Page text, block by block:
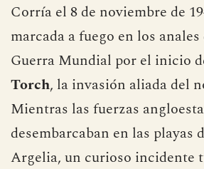
Corría el 8 de noviembre de
marcada a fuego en los
Guerra Mundial por el inicio
Torch, la invasión aliada del
Mientras las fuerzas
desembarcaban en las playas
Argelia, un curioso incidente